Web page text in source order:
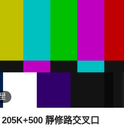
205K+500 靜修路交叉口